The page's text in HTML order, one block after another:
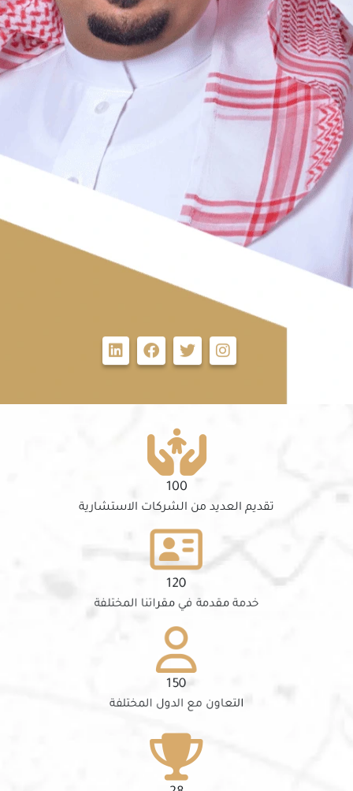
100
تقديم العديد من الشركات الاستشارية
120
خدمة مقدمة في مقراتنا المختلفة
150
التعاون مع الدول المختلفة